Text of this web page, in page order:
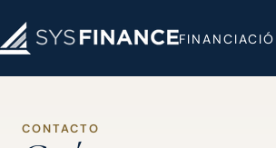
CONTACTO